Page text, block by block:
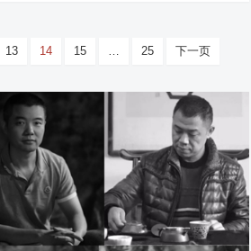
13 14 15 … 25 下一页